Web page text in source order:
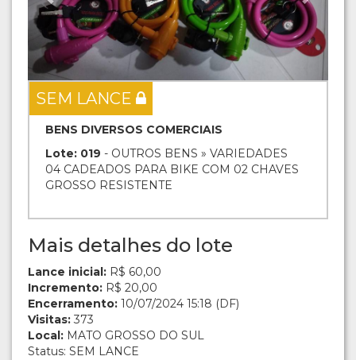
SEM LANCE
BENS DIVERSOS COMERCIAIS
Lote: 019 - OUTROS BENS » VARIEDADES
04 CADEADOS PARA BIKE COM 02 CHAVES
GROSSO RESISTENTE
Mais detalhes do lote
Lance inicial: R$ 60,00
Incremento: R$ 20,00
Encerramento: 10/07/2024 15:18 (DF)
Visitas: 373
Local: MATO GROSSO DO SUL
Status: SEM LANCE